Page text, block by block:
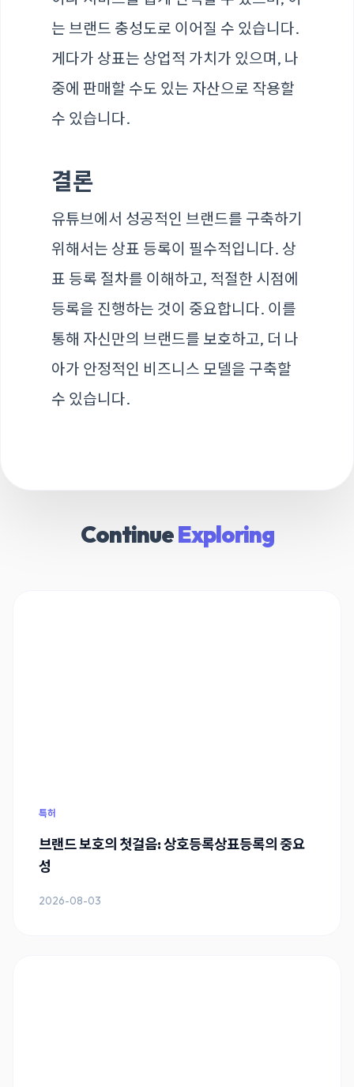
는 브랜드 충성도로 이어질 수 있습니다.
게다가 상표는 상업적 가치가 있으며, 나
중에 판매할 수도 있는 자산으로 작용할
수 있습니다.
결론
유튜브에서 성공적인 브랜드를 구축하기
위해서는 상표 등록이 필수적입니다. 상
표 등록 절차를 이해하고, 적절한 시점에
등록을 진행하는 것이 중요합니다. 이를
통해 자신만의 브랜드를 보호하고, 더 나
아가 안정적인 비즈니스 모델을 구축할
수 있습니다.
ContinueExploring
특허
브랜드 보호의 첫걸음: 상호등록상표등록의 중요
성
2026-08-03